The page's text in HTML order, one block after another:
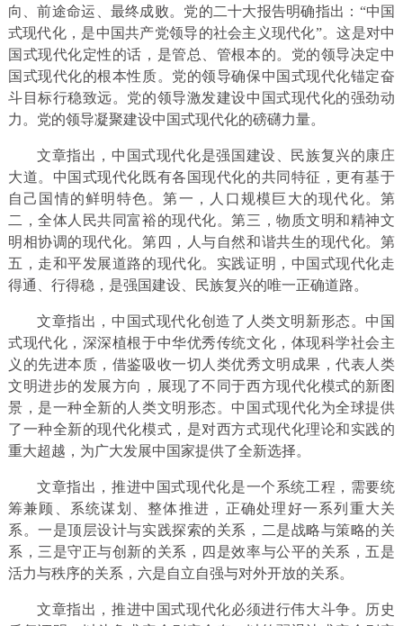
向、前途命运、最终成败。党的二十大报告明确指出：“中国
式现代化，是中国共产党领导的社会主义现代化”。这是对中
国式现代化定性的话，是管总、管根本的。党的领导决定中
国式现代化的根本性质。党的领导确保中国式现代化锚定奋
斗目标行稳致远。党的领导激发建设中国式现代化的强劲动
力。党的领导凝聚建设中国式现代化的磅礴力量。
文章指出，中国式现代化是强国建设、民族复兴的康庄
大道。中国式现代化既有各国现代化的共同特征，更有基于
自己国情的鲜明特色。第一，人口规模巨大的现代化。第
二，全体人民共同富裕的现代化。第三，物质文明和精神文
明相协调的现代化。第四，人与自然和谐共生的现代化。第
五，走和平发展道路的现代化。实践证明，中国式现代化走
得通、行得稳，是强国建设、民族复兴的唯一正确道路。
文章指出，中国式现代化创造了人类文明新形态。中国
式现代化，深深植根于中华优秀传统文化，体现科学社会主
义的先进本质，借鉴吸收一切人类优秀文明成果，代表人类
文明进步的发展方向，展现了不同于西方现代化模式的新图
景，是一种全新的人类文明形态。中国式现代化为全球提供
了一种全新的现代化模式，是对西方式现代化理论和实践的
重大超越，为广大发展中国家提供了全新选择。
文章指出，推进中国式现代化是一个系统工程，需要统
筹兼顾、系统谋划、整体推进，正确处理好一系列重大关
系。一是顶层设计与实践探索的关系，二是战略与策略的关
系，三是守正与创新的关系，四是效率与公平的关系，五是
活力与秩序的关系，六是自立自强与对外开放的关系。
文章指出，推进中国式现代化必须进行伟大斗争。历史